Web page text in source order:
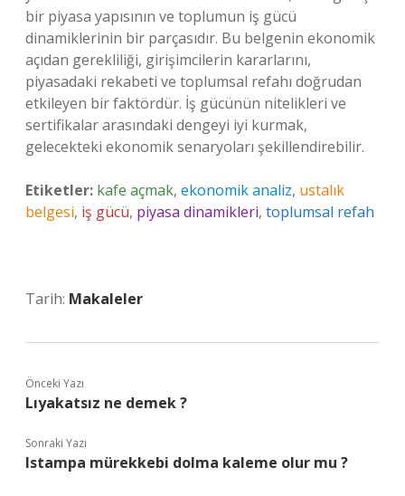
bir piyasa yapısının ve toplumun iş gücü
dinamiklerinin bir parçasıdır. Bu belgenin ekonomik
açıdan gerekliliği, girişimcilerin kararlarını,
piyasadaki rekabeti ve toplumsal refahı doğrudan
etkileyen bir faktördür. İş gücünün nitelikleri ve
sertifikalar arasındaki dengeyi iyi kurmak,
gelecekteki ekonomik senaryoları şekillendirebilir.
Etiketler: kafe açmak, ekonomik analiz, ustalık
belgesi, iş gücü, piyasa dinamikleri, toplumsal refah
Tarih: Makaleler
Önceki Yazı
Lıyakatsız ne demek ?
Sonraki Yazı
Istampa mürekkebi dolma kaleme olur mu ?